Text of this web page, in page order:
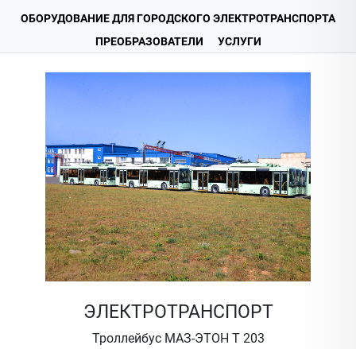
ОБОРУДОВАНИЕ ДЛЯ ГОРОДСКОГО ЭЛЕКТРОТРАНСПОРТА
ПРЕОБРАЗОВАТЕЛИ
УСЛУГИ
ЭЛЕКТРОТРАНСПОРТ
Троллейбус МАЗ-ЭТОН Т 203